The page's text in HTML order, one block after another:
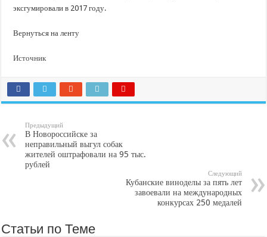
эксгумировали в 2017 году.
Вернуться на ленту
Источник
Предыдущий
В Новороссийске за
неправильный выгул собак
жителей оштрафовали на 95 тыс.
рублей
Следующий
Кубанские виноделы за пять лет
завоевали на международных
конкурсах 250 медалей
Статьи по Теме